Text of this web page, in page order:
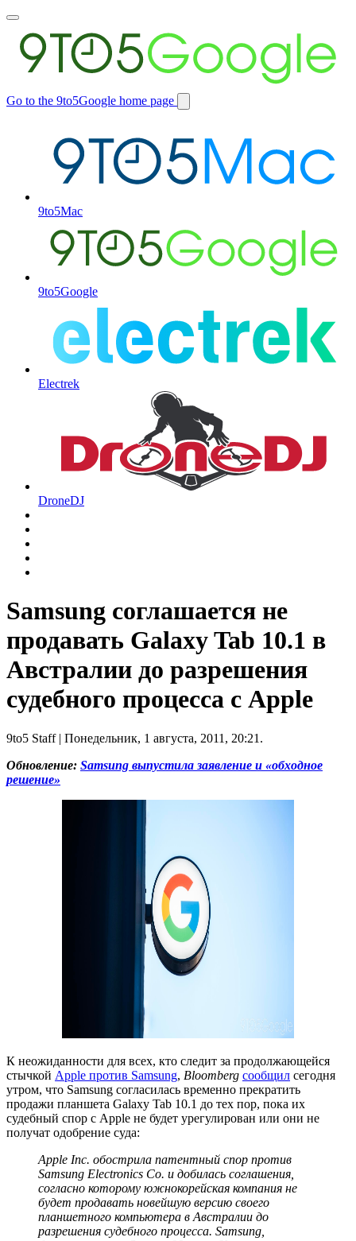
Toggle
main
menu
Go to the 9to5Google home page
Switch
9to5Mac
9to5Google
Electrek
DroneDJ
Samsung соглашается не
продавать Galaxy Tab 10.1 в
Австралии до разрешения
судебного процесса с Apple
9to5 Staff| Понедельник, 1 августа, 2011, 20:21.
Обновление: Samsung выпустила заявление и «обходное
решение»
К неожиданности для всех, кто следит за продолжающейся
стычкой Apple против Samsung, Bloomberg сообщил сегодня
утром, что Samsung согласилась временно прекратить
продажи планшета Galaxy Tab 10.1 до тех пор, пока их
судебный спор с Apple не будет урегулирован или они не
получат одобрение суда:
Apple Inc. обострила патентный спор против
Samsung Electronics Co. и добилась соглашения,
согласно которому южнокорейская компания не
будет продавать новейшую версию своего
планшетного компьютера в Австралии до
разрешения судебного процесса. Samsung,